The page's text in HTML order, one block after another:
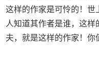
这样的作家是可怜的！世
人知道其作者是谁，这
夫，就是这样的作家！你